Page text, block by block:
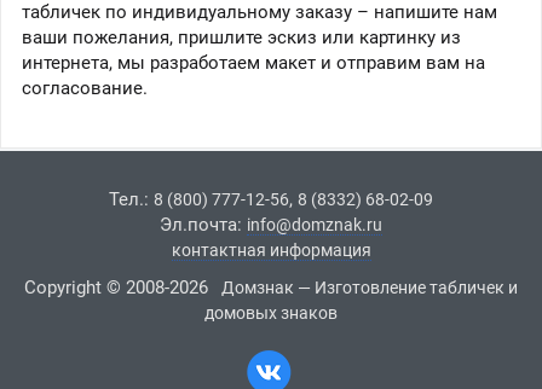
табличек по индивидуальному заказу – напишите нам
ваши пожелания, пришлите эскиз или картинку из
интернета, мы разработаем макет и отправим вам на
согласование.
Тел.: 8 (800) 777-12-56, 8 (8332) 68-02-09
Эл.почта: info@domznak.ru
контактная информация
Copyright © 2008-2026
Домзнак — Изготовление табличек и
домовых знаков